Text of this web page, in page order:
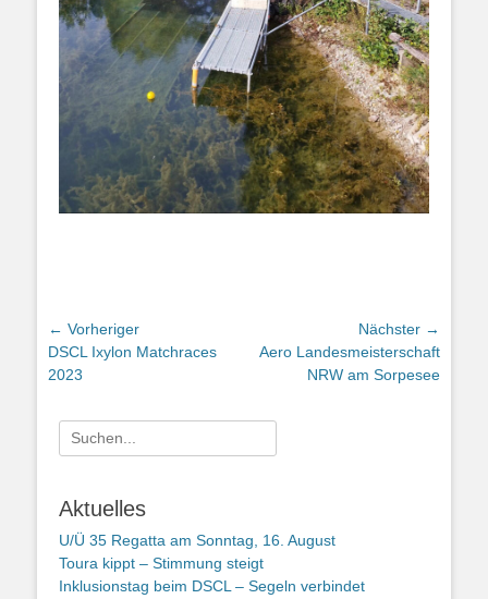
Beitragsnavigation
← Vorheriger
Vorheriger
Beitrag:
DSCL Ixylon Matchraces
2023
Nächster →
Nächster
Aero Landesmeisterschaft
NRW am Sorpesee
Suchen
nach:
Aktuelles
U/Ü 35 Regatta am Sonntag, 16. August
Toura kippt – Stimmung steigt
Inklusionstag beim DSCL – Segeln verbindet